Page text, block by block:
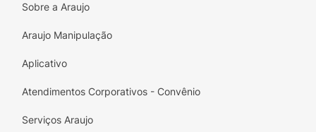
Sobre a Araujo
Araujo Manipulação
Aplicativo
Atendimentos Corporativos - Convênio
Serviços Araujo